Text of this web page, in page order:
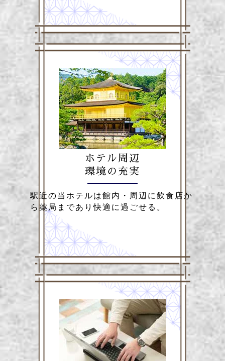
ホテル周辺
環境の充実
駅近の当ホテルは館内・周辺に飲食店か
ら薬局まであり快適に過ごせる。